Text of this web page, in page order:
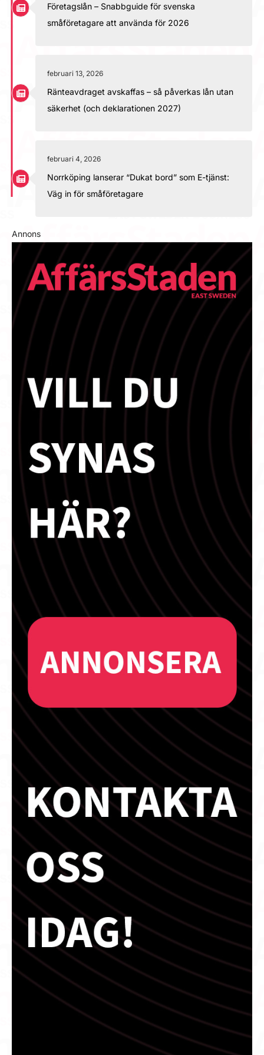
Företagslån – Snabbguide för svenska
småföretagare att använda för 2026
februari 13, 2026
Ränteavdraget avskaffas – så påverkas lån utan
säkerhet (och deklarationen 2027)
februari 4, 2026
Norrköping lanserar “Dukat bord” som E-tjänst:
Väg in för småföretagare
Annons